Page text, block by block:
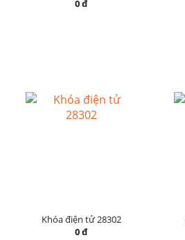
0 đ
Khóa điện tử 28302
0 đ